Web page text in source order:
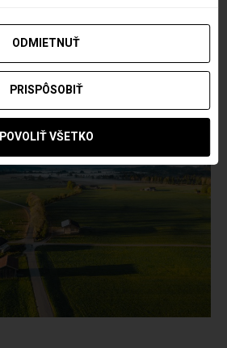
14. SEPTEMBRA 2021
ODMIETNUŤ
PRISPÔSOBIŤ
POVOLIŤ VŠETKO